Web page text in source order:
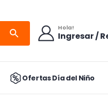
Hola!
Ingresar /
Ofertas Día del Niño